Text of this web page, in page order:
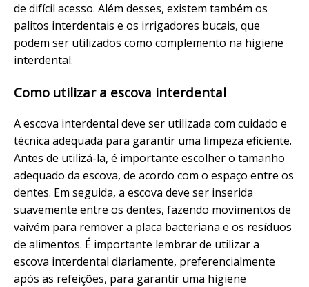
de difícil acesso. Além desses, existem também os
palitos interdentais e os irrigadores bucais, que
podem ser utilizados como complemento na higiene
interdental.
Como utilizar a escova interdental
A escova interdental deve ser utilizada com cuidado e
técnica adequada para garantir uma limpeza eficiente.
Antes de utilizá-la, é importante escolher o tamanho
adequado da escova, de acordo com o espaço entre os
dentes. Em seguida, a escova deve ser inserida
suavemente entre os dentes, fazendo movimentos de
vaivém para remover a placa bacteriana e os resíduos
de alimentos. É importante lembrar de utilizar a
escova interdental diariamente, preferencialmente
após as refeições, para garantir uma higiene